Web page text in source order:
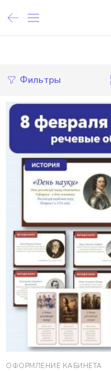
Внимание! При оплате
Фильтры
ОФОРМЛЕНИЕ КАБИНЕТА